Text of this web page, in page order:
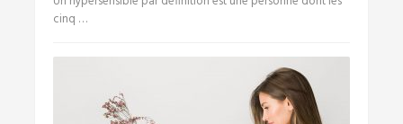
cinq …